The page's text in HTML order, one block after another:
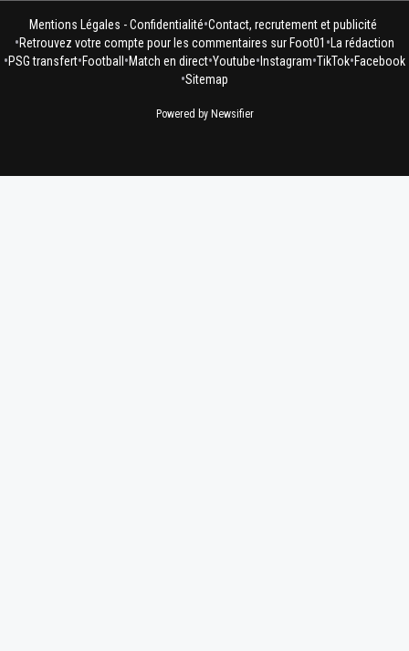
Mentions Légales - Confidentialité•Contact, recrutement et publicité
•Retrouvez votre compte pour les commentaires sur Foot01 • La rédaction
•PSG transfert•Football •Match en direct•Youtube• Instagram•TikTok•Facebook
•Sitemap
Powered by Newsifier